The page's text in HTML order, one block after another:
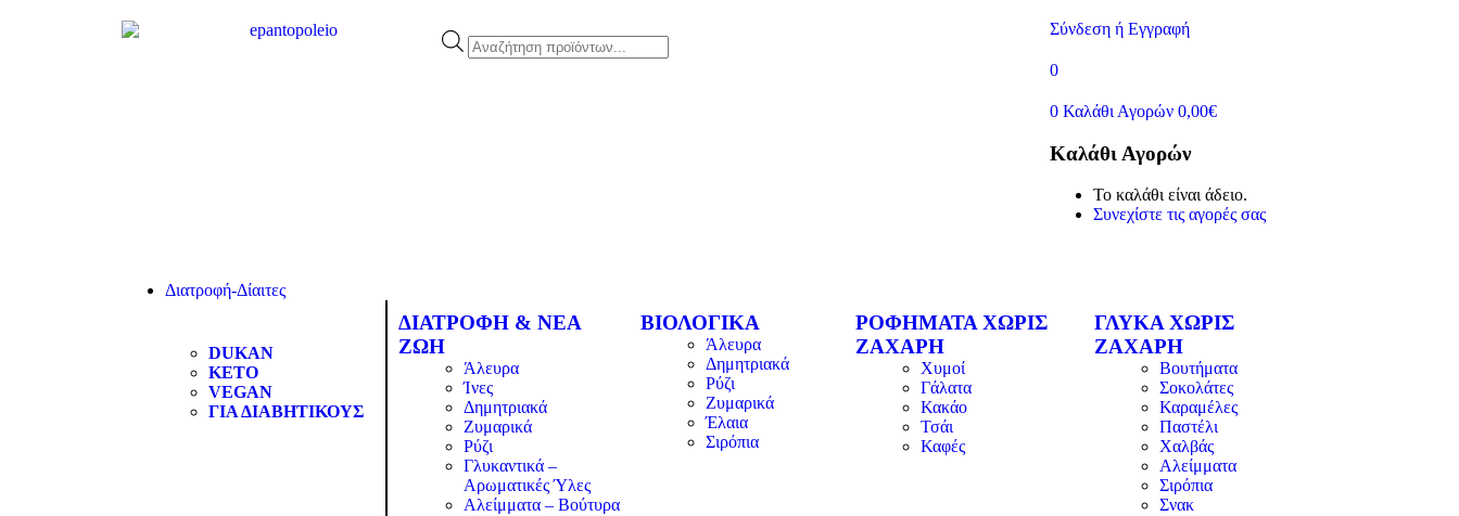
Σύνδεση ή Εγγραφή
0
0 Καλάθι Αγορών 0,00€
Καλάθι Αγορών
Το καλάθι είναι άδειο.
Συνεχίστε τις αγορές σας
Διατροφή-Δίαιτες
DUKAN
KETO
VEGAN
ΓΙΑ ΔΙΑΒΗΤΙΚΟΥΣ
ΔΙΑΤΡΟΦΗ & ΝΕΑ
ΖΩΗ
Άλευρα
Ίνες
Δημητριακά
Ζυμαρικά
Ρύζι
Γλυκαντικά –
Αρωματικές Ύλες
Αλείμματα – Βούτυρα
ΒΙΟΛΟΓΙΚΑ
Άλευρα
Δημητριακά
Ρύζι
Ζυμαρικά
Έλαια
Σιρόπια
ΡΟΦΗΜΑΤΑ ΧΩΡΙΣ
ΖΑΧΑΡΗ
Χυμοί
Γάλατα
Κακάο
Τσάι
Καφές
ΓΛΥΚΑ ΧΩΡΙΣ
ΖΑΧΑΡΗ
Βουτήματα
Σοκολάτες
Καραμέλες
Παστέλι
Χαλβάς
Αλείμματα
Σιρόπια
Σνακ